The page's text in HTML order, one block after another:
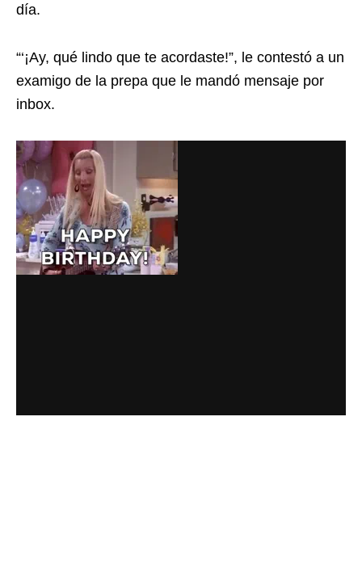
día.
“‘¡Ay, qué lindo que te acordaste!”, le contestó a un
examigo de la prepa que le mandó mensaje por
inbox.